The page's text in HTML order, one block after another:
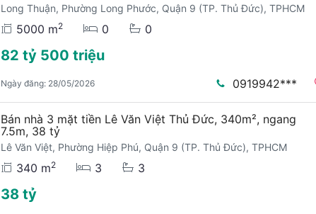
Long Thuận, Phường Long Phước, Quận 9 (TP. Thủ Đức), TPHCM
5000 m2 0 0
82 tỷ 500 triệu
Ngày đăng: 28/05/2026 0919942***
Bán nhà 3 mặt tiền Lê Văn Việt Thủ Đức, 340m², ngang
7.5m, 38 tỷ
Lê Văn Việt, Phường Hiệp Phú, Quận 9 (TP. Thủ Đức), TPHCM
340 m2 3 3
38 tỷ